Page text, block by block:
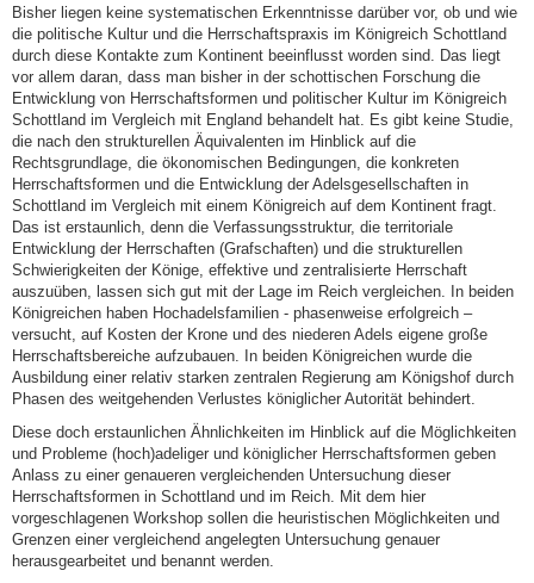
Bisher liegen keine systematischen Erkenntnisse darüber vor, ob und wie
die politische Kultur und die Herrschaftspraxis im Königreich Schottland
durch diese Kontakte zum Kontinent beeinflusst worden sind. Das liegt
vor allem daran, dass man bisher in der schottischen Forschung die
Entwicklung von Herrschaftsformen und politischer Kultur im Königreich
Schottland im Vergleich mit England behandelt hat. Es gibt keine Studie,
die nach den strukturellen Äquivalenten im Hinblick auf die
Rechtsgrundlage, die ökonomischen Bedingungen, die konkreten
Herrschaftsformen und die Entwicklung der Adelsgesellschaften in
Schottland im Vergleich mit einem Königreich auf dem Kontinent fragt.
Das ist erstaunlich, denn die Verfassungsstruktur, die territoriale
Entwicklung der Herrschaften (Grafschaften) und die strukturellen
Schwierigkeiten der Könige, effektive und zentralisierte Herrschaft
auszuüben, lassen sich gut mit der Lage im Reich vergleichen. In beiden
Königreichen haben Hochadelsfamilien - phasenweise erfolgreich –
versucht, auf Kosten der Krone und des niederen Adels eigene große
Herrschaftsbereiche aufzubauen. In beiden Königreichen wurde die
Ausbildung einer relativ starken zentralen Regierung am Königshof durch
Phasen des weitgehenden Verlustes königlicher Autorität behindert.
Diese doch erstaunlichen Ähnlichkeiten im Hinblick auf die Möglichkeiten
und Probleme (hoch)adeliger und königlicher Herrschaftsformen geben
Anlass zu einer genaueren vergleichenden Untersuchung dieser
Herrschaftsformen in Schottland und im Reich. Mit dem hier
vorgeschlagenen Workshop sollen die heuristischen Möglichkeiten und
Grenzen einer vergleichend angelegten Untersuchung genauer
herausgearbeitet und benannt werden.